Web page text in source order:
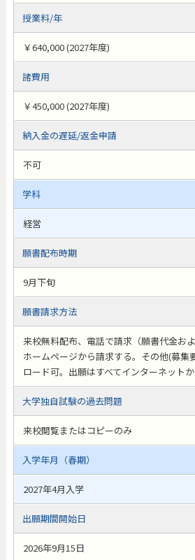
授業料/年
￥640,000 (2027年度)
諸費用
￥450,000 (2027年度)
納入金の遅延/返金申請
不可
学科
経営
願書配布時期
9月下旬
願書請求方法
来校無料配布、電話で請求（願書代金お
ホームページから請求する。その他(募集
ロード可。出願はすべてインターネット
大学独自試験の過去問題
来校閲覧またはコピーのみ
入学年月（春期）
2027年4月入学
出願期間開始日
2026年9月15日